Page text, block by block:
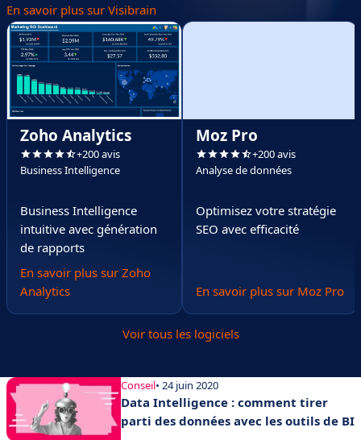
En savoir plus sur Visibrain
Zoho Analytics
+200 avis
Business Intelligence
Business Intelligence
intuitive avec génération
de rapports
En savoir plus sur Zoho
Analytics
Moz Pro
+200 avis
Analyse de données
Optimisez votre stratégie
SEO avec efficacité
En savoir plus sur Moz Pro
Voir tous les logiciels
Conseil• 24 juin 2020
Data Intelligence : comment tirer
parti des données avec les outils de BI